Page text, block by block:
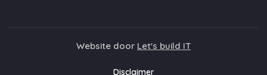
Website door Let's build IT
Disclaimer